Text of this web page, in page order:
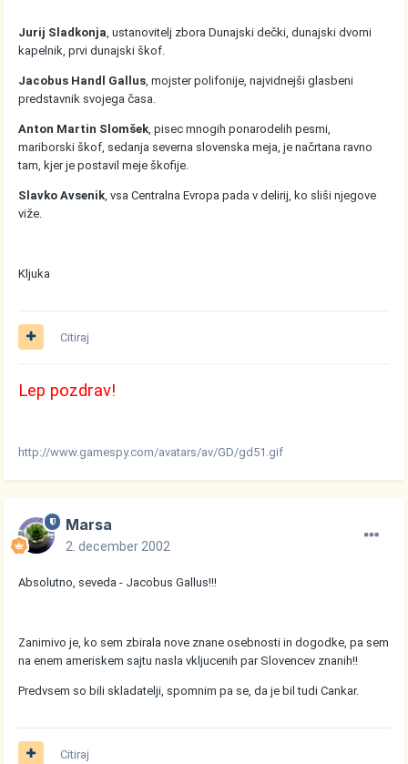
Jurij Sladkonja , ustanovitelj zbora Dunajski dečki, dunajski dvorni
kapelnik, prvi dunajski škof.
Jacobus Handl Gallus , mojster polifonije, najvidnejši glasbeni
predstavnik svojega časa.
Anton Martin Slomšek , pisec mnogih ponarodelih pesmi,
mariborski škof, sedanja severna slovenska meja, je načrtana ravno
tam, kjer je postavil meje škofije.
Slavko Avsenik , vsa Centralna Evropa pada v delirij, ko sliši njegove
viže.
Kljuka
Citiraj
Lep pozdrav!
http://www.gamespy.com/avatars/av/GD/gd51.gif
Marsa
2. december 2002
Absolutno, seveda - Jacobus Gallus!!!
Zanimivo je, ko sem zbirala nove znane osebnosti in dogodke, pa sem
na enem ameriskem sajtu nasla vkljucenih par Slovencev znanih!!
Predvsem so bili skladatelji, spomnim pa se, da je bil tudi Cankar.
Citiraj